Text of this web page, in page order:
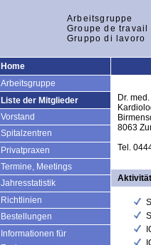
Arbeitsgruppe
Groupe de travail
Gruppo di lavoro
Home
Arbeitsgruppe
Liste der Mitglieder
Vorstand
Spitalzentren
Privatpraxen
Termine, Meetings
Jahresstatistik
Richtlinien
Bestellungen
Informationen für
Dr.
8063
Tel.